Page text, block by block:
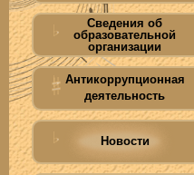
Сведения об
образовательной
организации
Антикоррупционная
деятельность
Новости